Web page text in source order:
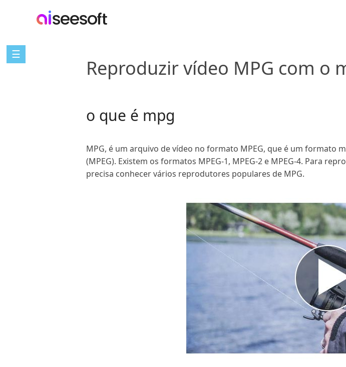
☰
Reproduzir vídeo MPG com o
o que é mpg
MPG, é um arquivo de vídeo no formato MPEG, que é um
(MPEG). Existem os formatos MPEG-1, MPEG-2 e MPEG-4. Para
precisa conhecer vários reprodutores populares de MPG.